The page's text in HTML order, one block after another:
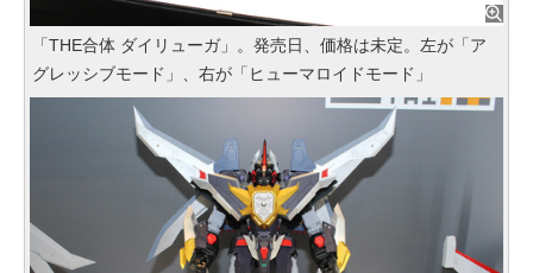
「THE合体 ダイリューガ」。発売日、価格は未定。左が「ア
グレッシブモード」、右が「ヒューマロイドモード」